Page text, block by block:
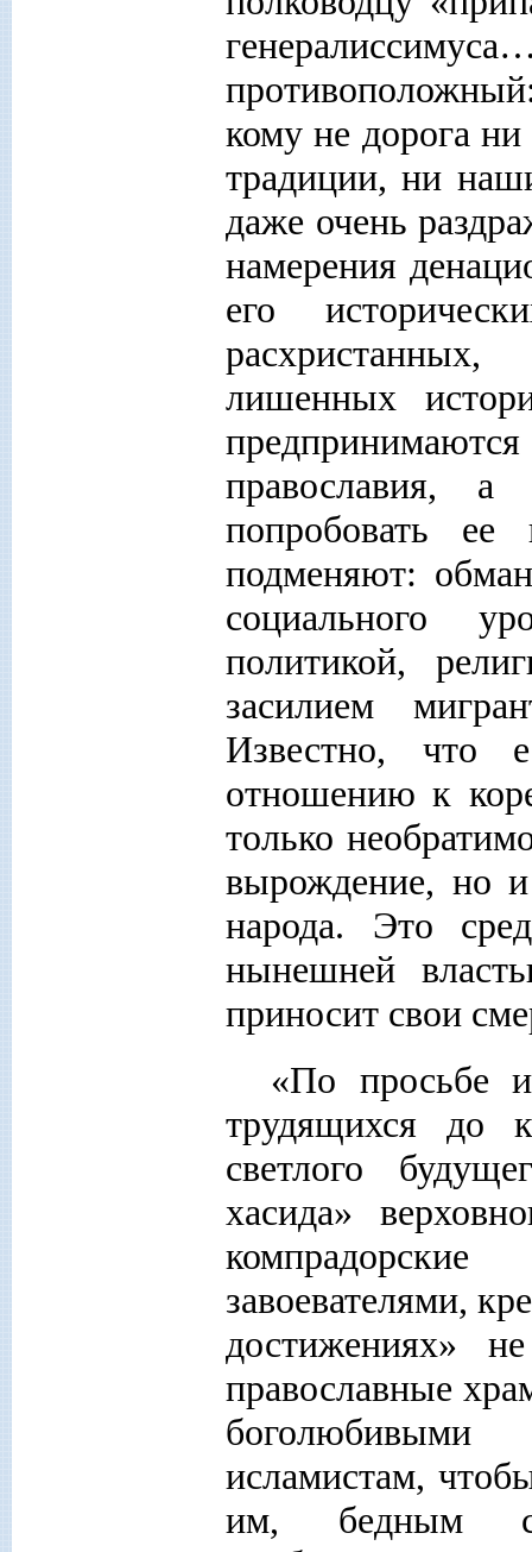
кому не дорога
традиции, ни
даже очень
намерения
его
лишенных
православия,
попробовать
подменяют:
социального
политикой,
засилием
Известно,
отношению к
только
вырождение, но
народа. Это
нынешней
приносит свои
«По просьбе
трудящихся до
светлого
хасида»
завоевателями,
достижениях»
православные
боголюбивыми
исламистам,
им, бедным